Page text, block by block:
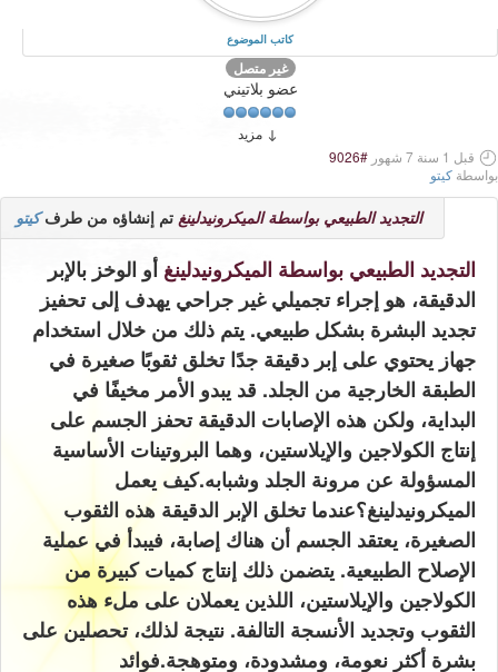
كاتب الموضوع
غير متصل
عضو بلاتيني
مزيد
قبل 1 سنة 7 شهور
#9026
بواسطة كيتو
التجديد الطبيعي بواسطة الميكرونيدلينغ تم إنشاؤه من طرفكيتو
التجديد الطبيعي بواسطة الميكرونيدلينغ أو الوخز بالإبر
الدقيقة، هو إجراء تجميلي غير جراحي يهدف إلى تحفيز
تجديد البشرة بشكل طبيعي. يتم ذلك من خلال استخدام
جهاز يحتوي على إبر دقيقة جدًا تخلق ثقوبًا صغيرة في
الطبقة الخارجية من الجلد. قد يبدو الأمر مخيفًا في
البداية، ولكن هذه الإصابات الدقيقة تحفز الجسم على
إنتاج الكولاجين والإيلاستين، وهما البروتينات الأساسية
المسؤولة عن مرونة الجلد وشبابه.كيف يعمل
الميكرونيدلينغ؟عندما تخلق الإبر الدقيقة هذه الثقوب
الصغيرة، يعتقد الجسم أن هناك إصابة، فيبدأ في عملية
الإصلاح الطبيعية. يتضمن ذلك إنتاج كميات كبيرة من
الكولاجين والإيلاستين، اللذين يعملان على ملء هذه
الثقوب وتجديد الأنسجة التالفة. نتيجة لذلك، تحصلين على
بشرة أكثر نعومة، ومشدودة، ومتوهجة.فوائد